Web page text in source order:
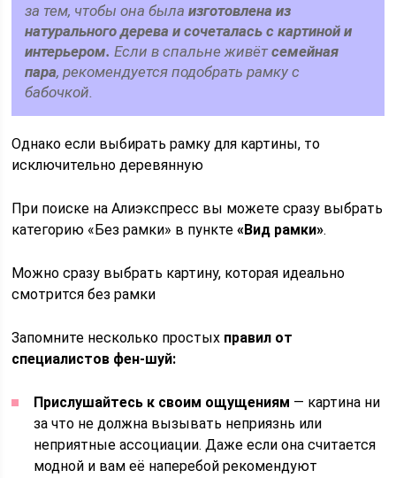
за тем, чтобы она былаизготовлена из
натурального дерева и сочеталась с картиной и
интерьером. Если в спальне живётсемейная
пара, рекомендуется подобрать рамку с
бабочкой.
Однако если выбирать рамку для картины, то
исключительно деревянную
При поиске на Алиэкспресс вы можете сразу выбрать
категорию «Без рамки» в пункте«Вид рамки».
Можно сразу выбрать картину, которая идеально
смотрится без рамки
Запомните несколько простых правил от
специалистов фен-шуй:
Прислушайтесь к своим ощущениям — картина ни
за что не должна вызывать неприязнь или
неприятные ассоциации. Даже если она считается
модной и вам её наперебой рекомендуют